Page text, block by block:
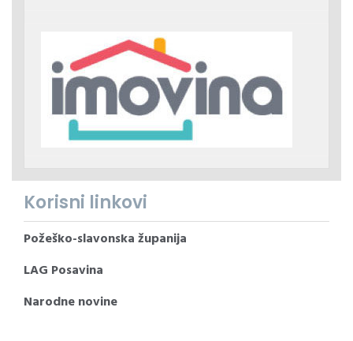
Korisni linkovi
Požeško-slavonska županija
LAG Posavina
Narodne novine